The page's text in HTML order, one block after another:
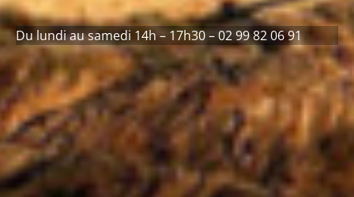
Du lundi au samedi 14h – 17h30 – 02 99 82 06 91